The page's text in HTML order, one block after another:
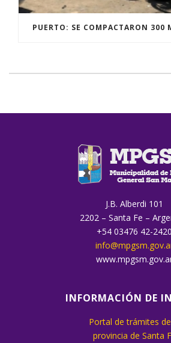
PUERTO: SE COMPACTARON 300
J.B. Alberdi 101
2202 – Santa Fe –
+54 03476 42-2420
INFORMACIÓN DE
Portal de trámites
provincia de Santa